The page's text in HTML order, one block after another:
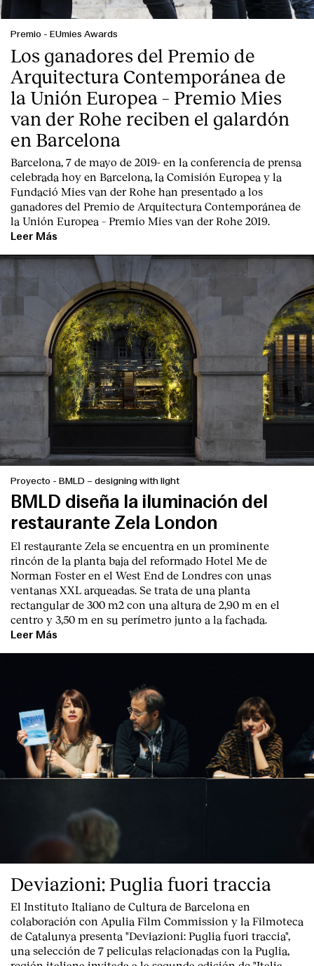
Contacto
Premio - EUmies Awards
Los ganadores del Premio de
Arquitectura Contemporánea de
la Unión Europea – Premio Mies
van der Rohe reciben el galardón
en Barcelona
Barcelona, 7 de mayo de 2019- en la conferencia de prensa
celebrada hoy en Barcelona, la Comisión Europea y la
Fundació Mies van der Rohe han presentado a los
ganadores del Premio de Arquitectura Contemporánea de
la Unión Europea – Premio Mies van der Rohe 2019.
Leer Más
Proyecto - BMLD – designing with light
BMLD diseña la iluminación del
restaurante Zela London
El restaurante Zela se encuentra en un prominente
rincón de la planta baja del reformado Hotel Me de
Norman Foster en el West End de Londres con unas
ventanas XXL arqueadas. Se trata de una planta
rectangular de 300 m2 con una altura de 2,90 m en el
centro y 3,50 m en su perímetro junto a la fachada.
Leer Más
Deviazioni: Puglia fuori traccia
El Instituto Italiano de Cultura de Barcelona en
colaboración con Apulia Film Commission y la Filmoteca
de Catalunya presenta "Deviazioni: Puglia fuori traccia",
una selección de 7 peliculas relacionadas con la Puglia,